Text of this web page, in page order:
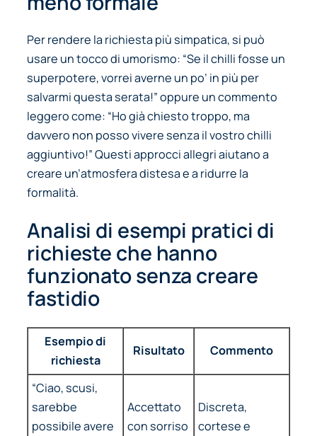
Per rendere la richiesta più simpatica, si può
usare un tocco di umorismo: “Se il chilli fosse un
superpotere, vorrei averne un po’ in più per
salvarmi questa serata!”oppure un commento
leggero come: “Ho già chiesto troppo, ma
davvero non posso vivere senza il vostro chilli
aggiuntivo!”Questi approcci allegri aiutano a
creare un’atmosfera distesa e a ridurre la
formalità.
Analisi di esempi pratici di
richieste che hanno
funzionato senza creare
fastidio
Esempio di
richiesta
Risultato Commento
“Ciao, scusi,
sarebbe
possibile avere
Accettato
con sorriso
Discreta,
cortese e